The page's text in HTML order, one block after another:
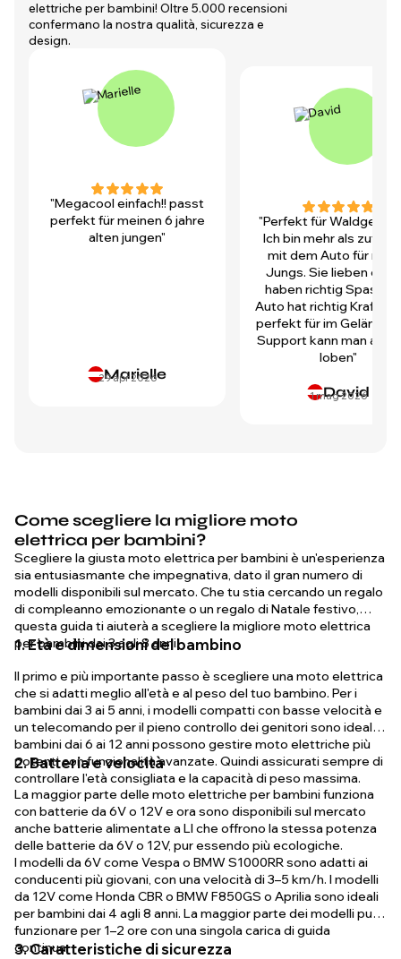
elettriche per bambini! Oltre 5.000 recensioni
confermano la nostra qualità, sicurezza e
design.
"Megacool einfach!! passt
perfekt für meinen 6 jahre
alten jungen"
Marielle
29 apr 2026
"Perfekt für
Ich bin mehr als
mit dem Auto für
Jungs. Sie lieben es
haben richtig Spass!
Auto hat richtig Kraft
perfekt für im Gelände.
Support kann man auch
loben"
David
1 mag 2026
Come scegliere la migliore moto
elettrica per bambini?
Scegliere la giusta moto elettrica per bambini è un'esperienza
sia entusiasmante che impegnativa, dato il gran numero di
modelli disponibili sul mercato. Che tu stia cercando un regalo
di compleanno emozionante o un regalo di Natale festivo,
questa guida ti aiuterà a scegliere la migliore moto elettrica
per bambini dai 3 agli 8 anni.
1. Età e dimensioni del bambino
Il primo e più importante passo è scegliere una moto elettrica
che si adatti meglio all'età e al peso del tuo bambino. Per i
bambini dai 3 ai 5 anni, i modelli compatti con basse velocità e
un telecomando per il pieno controllo dei genitori sono ideali. I
bambini dai 6 ai 12 anni possono gestire moto elettriche più
potenti con funzionalità avanzate. Quindi assicurati sempre di
controllare l'età consigliata e la capacità di peso massima.
2. Batteria e velocità
La maggior parte delle moto elettriche per bambini funziona
con batterie da 6V o 12V e ora sono disponibili sul mercato
anche batterie alimentate a LI che offrono la stessa potenza
delle batterie da 6V o 12V, pur essendo più ecologiche.
I modelli da 6V come Vespa o BMW S1000RR sono adatti ai
conducenti più giovani, con una velocità di 3–5 km/h. I modelli
da 12V come Honda CBR o BMW F850GS o Aprilia sono ideali
per bambini dai 4 agli 8 anni. La maggior parte dei modelli può
funzionare per 1–2 ore con una singola carica di guida
continua.
3. Caratteristiche di sicurezza